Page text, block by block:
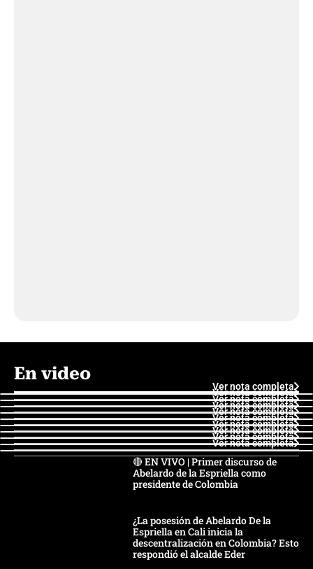
En video
Ver nota completa
Ver nota completa
Ver nota completa
Ver nota completa
Ver nota completa
Ver nota completa
Ver nota completa
Ver nota completa
Ver nota completa
Ver nota completa
🔴 EN VIVO | Primer discurso de
Abelardo de la Espriella como
presidente de Colombia
¿La posesión de Abelardo De la
Espriella en Cali inicia la
descentralización en Colombia? Esto
respondió el alcalde Eder